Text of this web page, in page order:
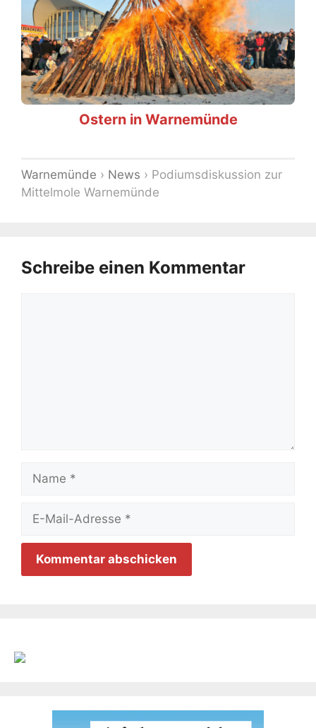
Ostern in Warnemünde
Warnemünde › News › Podiumsdiskussion zur
Mittelmole Warnemünde
Schreibe einen Kommentar
Mail-
Adresse